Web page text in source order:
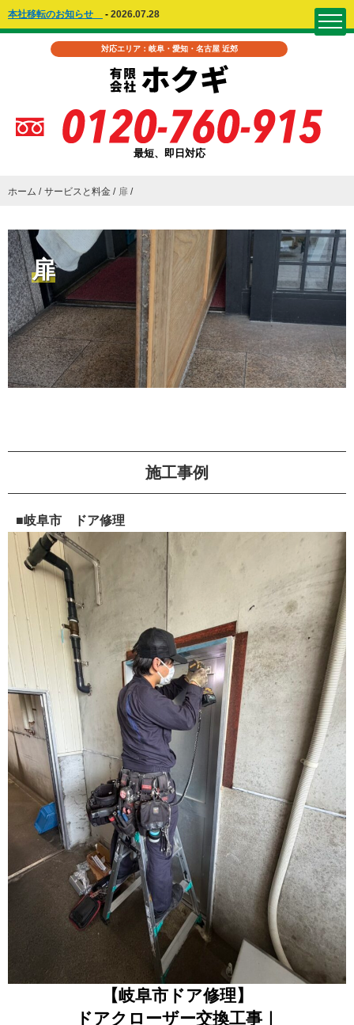
本社移転のお知らせ - 2026.07.28
対応エリア：岐阜・愛知・名古屋 近郊
最短、即日対応
ホーム サービスと料金 扉
扉
施工事例
■岐阜市 ドア修理
【岐阜市ドア修理】
ドアクローザー交換工事｜